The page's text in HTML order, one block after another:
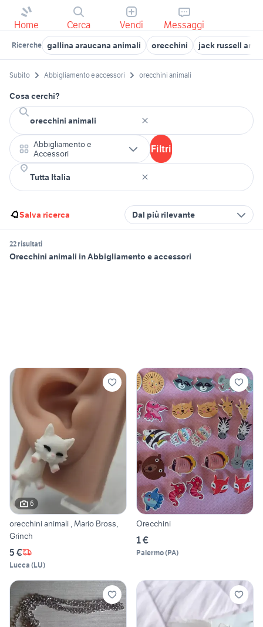
Home Cerca Vendi Messaggi
Ricerche gallina araucana animali orecchini jack russell
Subito Abbigliamento e accessori orecchini animali
Cosa cerchi?
Abbigliamento e
Accessori
Filtri
Salva ricerca Dal più rilevante
22 risultati
Orecchini animali in Abbigliamento e accessori
6
orecchini animali , Mario Bross,
Grinch
5 €
Lucca (LU)
Orecchini
1 €
Palermo(PA)